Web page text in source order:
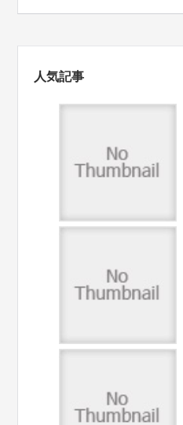
人気記事